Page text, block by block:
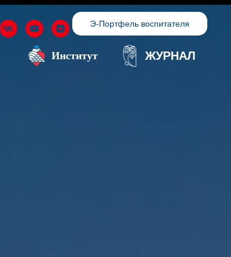
Институт ЖУРНАЛ
Э-Портфель воспитателя